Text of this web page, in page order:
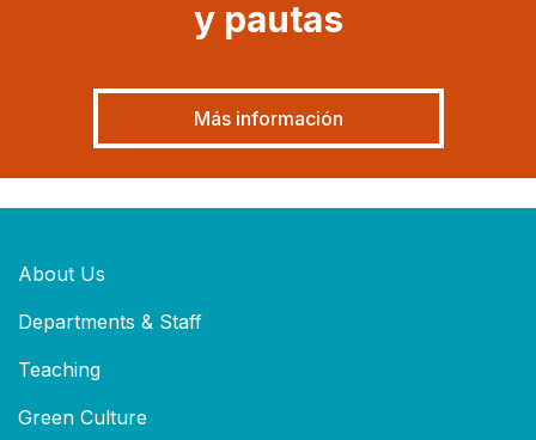
y pautas
Más información
About Us
Departments & Staff
Teaching
Green Culture